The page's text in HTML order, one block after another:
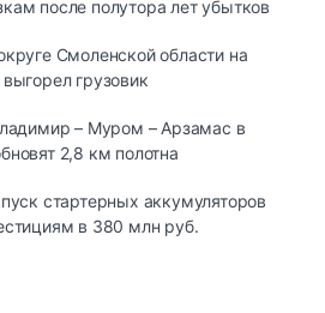
после полутора лет убытков
Смоленской области на
грузовик
– Муром – Арзамас в
2,8 км полотна
стартерных аккумуляторов
в 380 млн руб.